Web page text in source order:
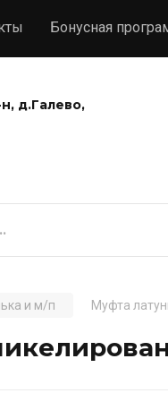
Бонусная
д.Галево,
и м/п Муфта